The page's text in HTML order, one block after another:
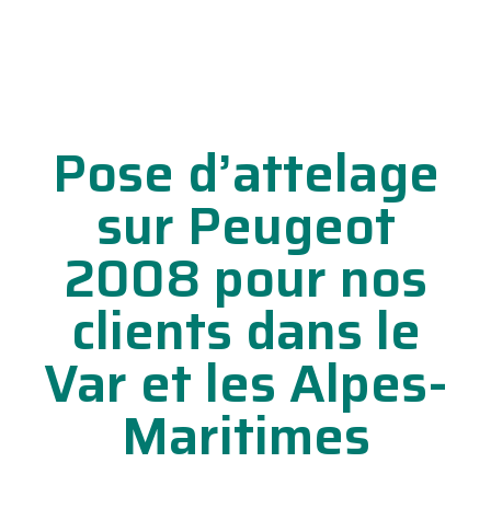
Pose d’attelage
sur Peugeot
2008 pour nos
clients dans le
Var et les Alpes-
Maritimes